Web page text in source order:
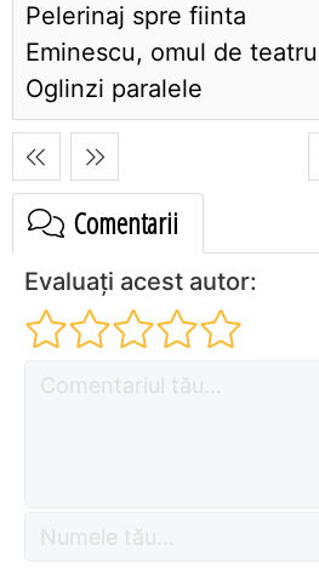
Pelerinaj spre fiinta
Eminescu, omul de teatru
Oglinzi paralele
Comentarii
Evaluați acest autor: